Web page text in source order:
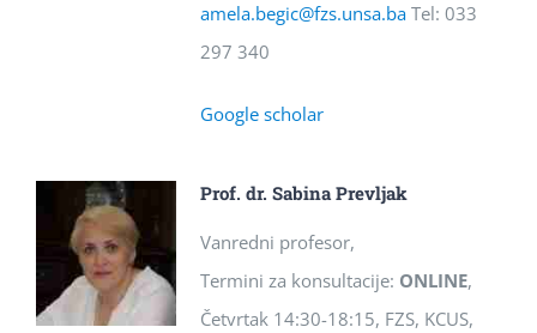
amela.begic@fzs.unsa.ba Tel: 033
297 340
Google scholar
Prof. dr. Sabina Prevljak
Vanredni profesor,
Termini za konsultacije: ONLINE,
Četvrtak 14:30-18:15, FZS, KCUS,